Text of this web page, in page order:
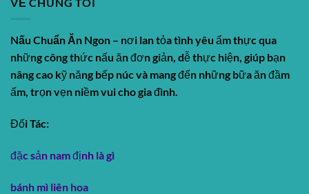
Nấu Chuẩn Ăn Ngon – nơi lan tỏa tình yêu ẩm thực qua
những công thức nấu ăn đơn giản, dễ thực hiện, giúp bạn
nâng cao kỹ năng bếp núc và mang đến những bữa ăn đầm
ấm, trọn vẹn niềm vui cho gia đình.
Đối Tác:
đặc sản nam định là gì
bánh mì liên hoa